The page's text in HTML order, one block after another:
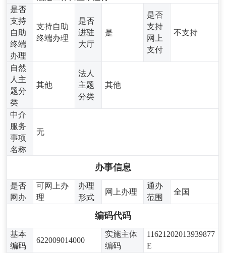
是否
支持
自助
终端
办理
支持自助
终端办理
是否
进驻
大厅
是
是否
支持
网上
支付
不支持
自然
人主
题分
类
其他
法人
主题
分类
其他
中介
服务
事项
名称
无
办事信息
是否
网办
可网上办
理
办理
形式
网上办理
通办
范围
全国
编码代码
基本
编码
622009014000
实施主体
编码
11621202013939877
E